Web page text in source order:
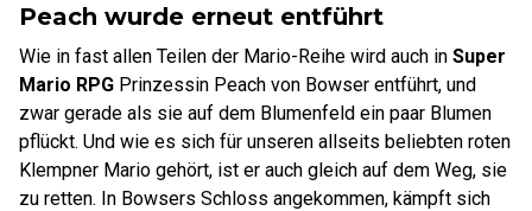
Peach wurde erneut entführt
Wie in fast allen Teilen der Mario-Reihe wird auch in Super
Mario RPG Prinzessin Peach von Bowser entführt, und
zwar gerade als sie auf dem Blumenfeld ein paar Blumen
pflückt. Und wie es sich für unseren allseits beliebten roten
Klempner Mario gehört, ist er auch gleich auf dem Weg, sie
zu retten. In Bowsers Schloss angekommen, kämpft sich